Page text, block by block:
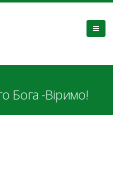
Бога -Віримо!